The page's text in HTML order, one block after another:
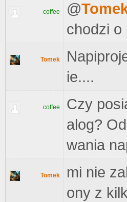
coffee @
chodzi o
Tomek
ie....
coffee
Czy
alog?
wania
Tomek
mi nie
ony z